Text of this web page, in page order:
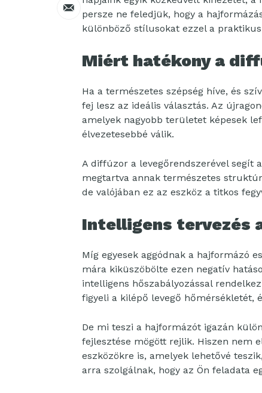
persze ne feledjük, hogy a
különböző stílusokat ezzel a
Miért hatékony a
Ha a természetes szépség híve, és
fej lesz az ideális választás. Az
amelyek nagyobb területet képesek
élvezetesebbé válik.
A diffúzor a levegőrendszerével segít
megtartva annak természetes
de valójában ez az eszköz a titkos
Intelligens tervezés
Míg egyesek aggódnak a hajformázó
mára kiküszöbölte ezen negatív
intelligens hőszabályozással
figyeli a kilépő levegő hőmérsékletét,
De mi teszi a hajformázót igazán
fejlesztése mögött rejlik. Hiszen nem
eszközökre is, amelyek lehetővé
arra szolgálnak, hogy az Ön feladata